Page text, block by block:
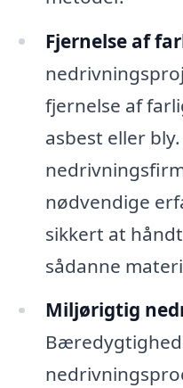
Fjernelse af
fjernelse af
asbest eller
nødvendige
sikkert at
sådanne
Miljørigtig